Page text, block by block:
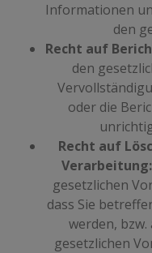
Informationen
den
Recht auf
den
oder die
Recht auf
Verarbeitung:
gesetzlichen
dass Sie
werden,
gesetzlichen